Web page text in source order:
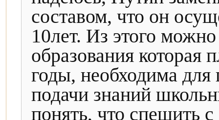
составом, что он
10лет. Из этого
образования которая
годы, необходима для
подачи знаний
понять, что спешить с